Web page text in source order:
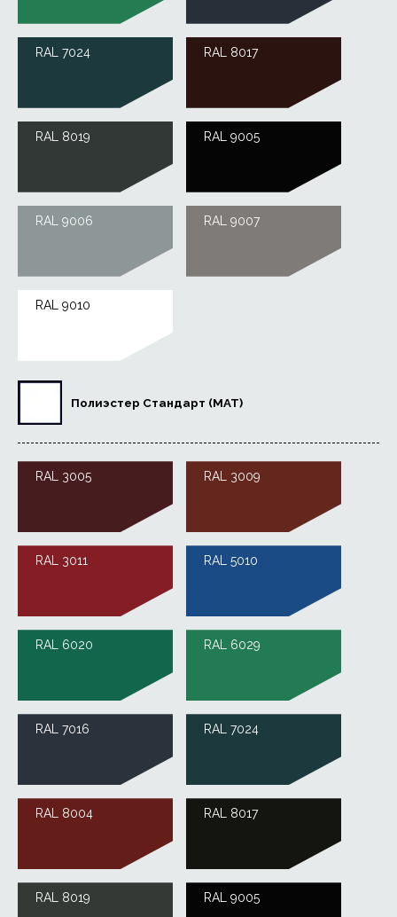
RAL 7024 RAL 8017
RAL 8019 RAL 9005
RAL 9006 RAL 9007
RAL 9010
Полиэстер Стандарт (MAT)
RAL 3005 RAL 3009
RAL 3011 RAL 5010
RAL 6020 RAL 6029
RAL 7016 RAL 7024
RAL 8004 RAL 8017
RAL 8019 RAL 9005